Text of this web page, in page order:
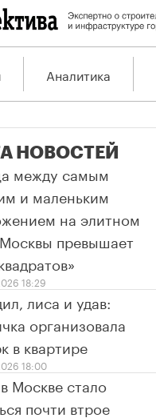
Аналитика
НОВОСТЕЙ
между самым
и маленьким
на элитном
превышает
18:29
лиса и удав:
организовала
в квартире
18:00
Москве стало
почти втрое